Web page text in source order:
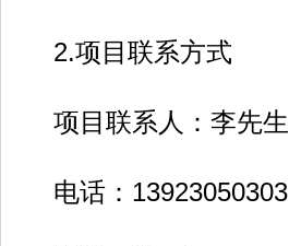
2.项目联系方式
项目联系人：李先生
电话：13923050303